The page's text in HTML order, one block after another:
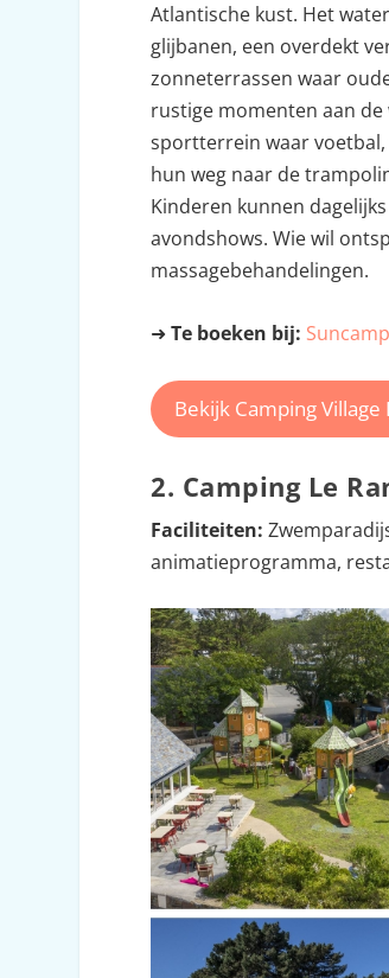
Atlantische kust. Het
glijbanen, een overdekt
zonneterrassen waar
rustige momenten aan
sportterrein waar voetbal,
hun weg naar de
Kinderen kunnen
avondshows. Wie wil
massagebehandelingen.
➜ Te boeken bij: Suncamp
Bekijk Camping
2. Camping Le
Faciliteiten:
animatieprogramma,